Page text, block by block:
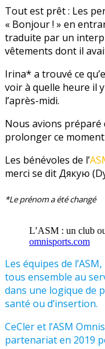
Tout est prêt : Les
« Bonjour ! » en
traduite par un
vêtements dont il
Irina* a trouvé ce
voir à quelle heure il
l’après-midi.
Nous avions préparé
prolonger ce moment
Les bénévoles de l’
merci se dit Дякую
*Le prénom a été changé
L’ASM : un club
omnisports.com
Les équipes de
tous ensemble au
dans une logique de
santé ou d’insertion.
CeCler et l’ASM
partenariat en 2019